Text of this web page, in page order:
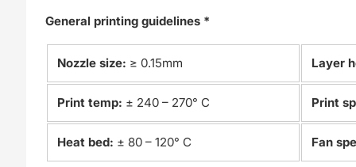
General printing guidelines *
Nozzle size: ≥ 0.15mm Layer
Print temp: ± 240 – 270° C Print
Heat bed: ± 80 – 120° C Fan